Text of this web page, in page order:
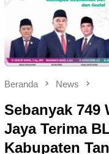
Beranda News
Sebanyak 749
Jaya Terima
Kabupaten